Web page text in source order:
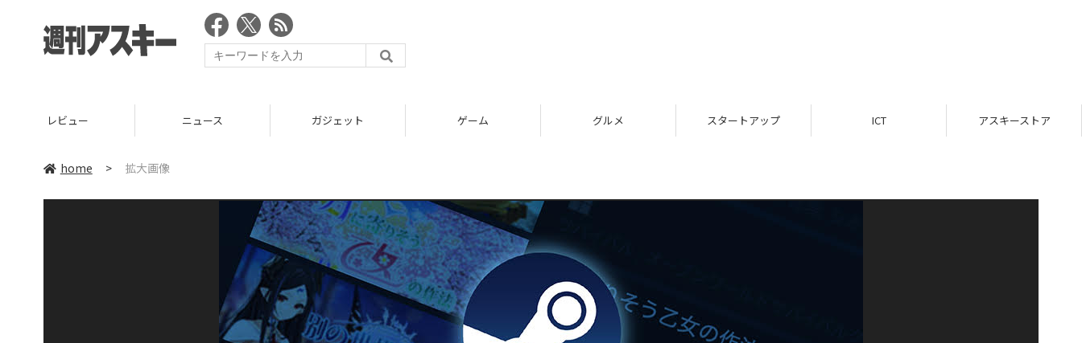
レビュー ニュース ガジェット ゲーム グルメ スタートアップ ICT アスキーストア
home > 拡大画像